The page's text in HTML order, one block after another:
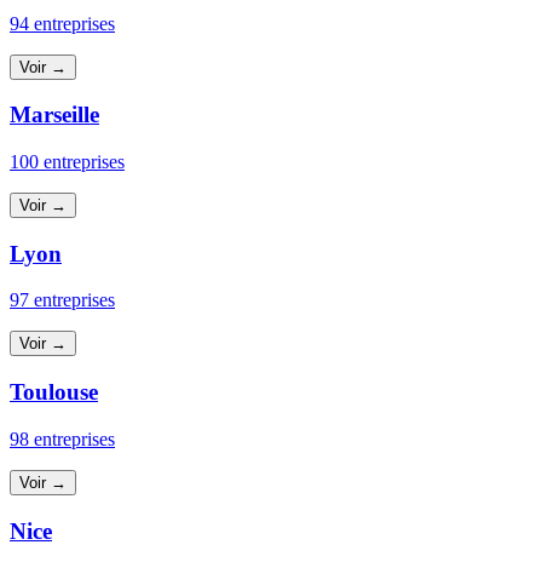
94 entreprises
Voir →
Marseille
100 entreprises
Voir →
Lyon
97 entreprises
Voir →
Toulouse
98 entreprises
Voir →
Nice